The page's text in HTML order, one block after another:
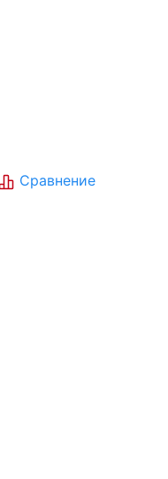
Сравнение